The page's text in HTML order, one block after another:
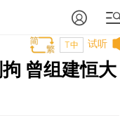
试听
T中
曾组建恒大